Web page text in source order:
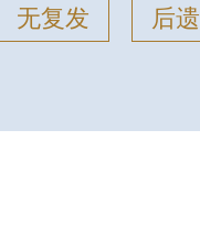
无复发
后